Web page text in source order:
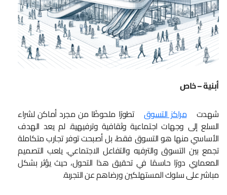
أبنية – خاص
شهدت
مراكز التسوق
تطورًا ملحوظًا من مجرد أماكن لشراء
السلع إلى وجهات اجتماعية وثقافية وترفيهية. لم يعد الهدف
الأساسي منها هو التسوق فقط، بل أصبحت توفر تجارب متكاملة
تجمع بين التسوق والترفيه والتفاعل الاجتماعي. يلعب التصميم
المعماري دورًا حاسمًا في تحقيق هذا التحول، حيث يؤثر بشكل
مباشر على سلوك المستهلكين ورضاهم عن التجربة.